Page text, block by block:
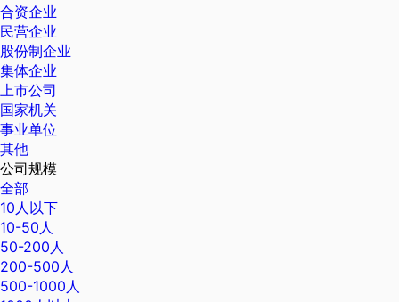
合资企业
民营企业
股份制企业
集体企业
上市公司
国家机关
事业单位
其他
公司规模
全部
10人以下
10-50人
50-200人
200-500人
500-1000人